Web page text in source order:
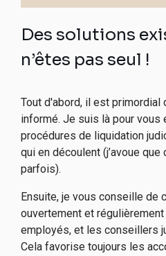
Des solutions
n’êtes pas seul !
Tout d'abord, il est
informé. Je suis là pour vous
procédures de liquidation
qui en découlent (j’avoue que
parfois).
Ensuite, je vous conseille de
ouvertement et
employés, et les conseillers
Cela favorise toujours les